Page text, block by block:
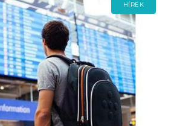
HÍREK